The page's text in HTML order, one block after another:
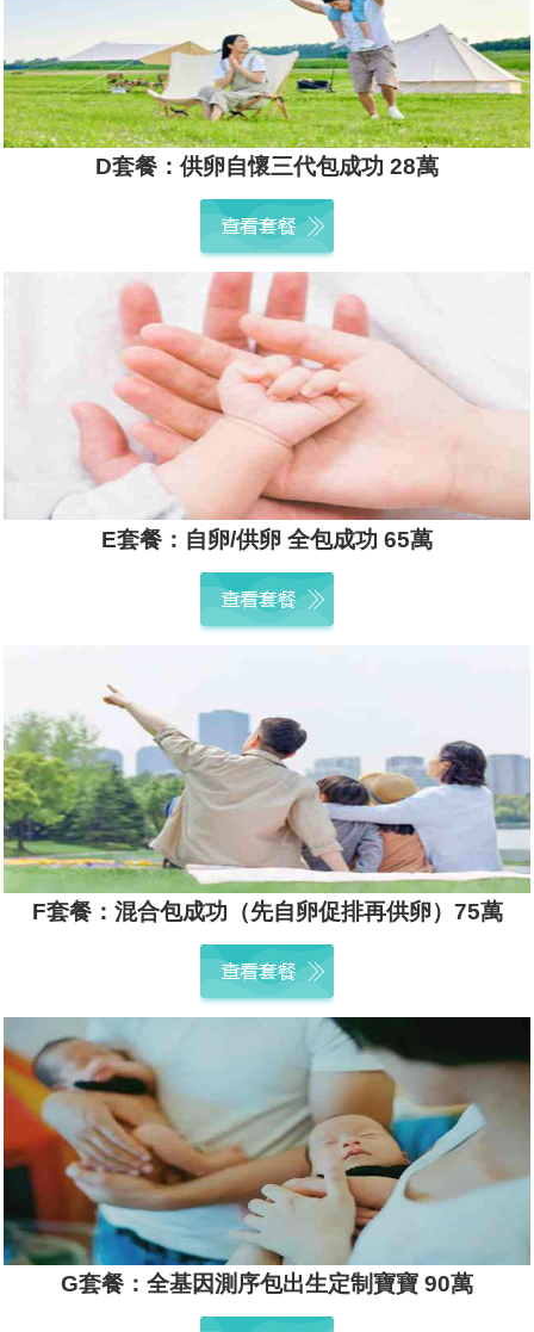
D套餐：供卵自懷三代包成功 28萬
E套餐：自卵/供卵 全包成功 65萬
F套餐：混合包成功（先自卵促排再供卵）75萬
G套餐：全基因測序包出生定制寶寶 90萬